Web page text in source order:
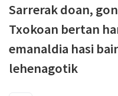
Sarrerak doan,
Txokoan bertan
emanaldia hasi
lehenagotik